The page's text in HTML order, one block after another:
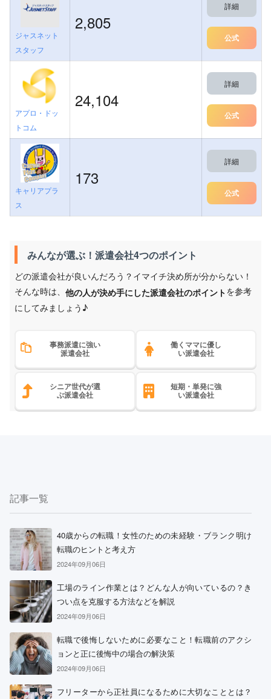
ジャスネット
スタッフ
2,805
詳細
公式
アプロ・ドッ
トコム
24,104
詳細
公式
キャリアプラ
ス
173
詳細
公式
みんなが選ぶ！派遣会社4つのポイント
どの派遣会社が良いんだろう？イマイチ決め所が分からない！
そんな時は、 他の人が決め手にした派遣会社のポイントを参考
にしてみましょう♪
事務派遣に強い
派遣会社
働くママに優し
い派遣会社
シニア世代が選
ぶ派遣会社
短期・単発に強
い派遣会社
記事一覧
40歳からの転職！女性のための未経験・ブランク明け
転職のヒントと考え方
2024年09月06日
工場のライン作業とは？どんな人が向いているの？き
つい点を克服する方法などを解説
2024年09月06日
転職で後悔しないために必要なこと！転職前のアクシ
ョンと正に後悔中の場合の解決策
2024年09月06日
フリーターから正社員になるために大切なこととは？